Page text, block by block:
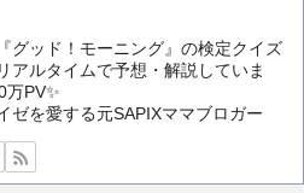
グッド！モーニング』の検定クイズ
アルタイムで予想・解説していま
万PV✨️
ゼを愛する元SAPIXママブロガー